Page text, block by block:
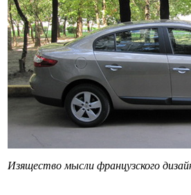
Изящество мысли французского